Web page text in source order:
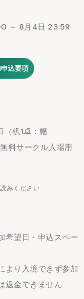
～ 8月4日 23:59
込要項
机1卓：幅
料サークル入場用
みください
希望日・申込スペー
より入境できず参加
返金できません